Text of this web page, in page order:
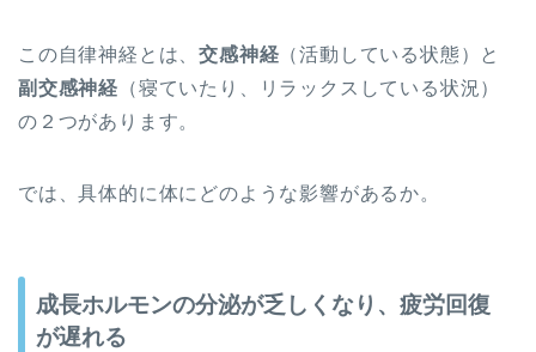
この自律神経とは、交感神経 （活動している状態）と
副交感神経 （寝ていたり、リラックスしている状況）
の２つがあります。
では、具体的に体にどのような影響があるか。
成長ホルモンの分泌が乏しくなり、疲労回復
が遅れる